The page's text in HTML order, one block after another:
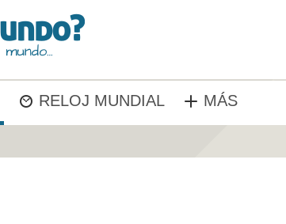
RELOJ MUNDIAL MÁS